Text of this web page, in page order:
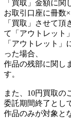
「買取」金額に
お取引口座に冊数
「買取」させて
て「アウトレット
「アウトレット
った場合、
作品の残部に関し
す。
また、10円買取の
委託期間終了とし
作品のみが対象と